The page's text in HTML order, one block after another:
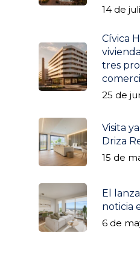
14 de
Cívica
tres
25 de
Visita
Driza
15 de
El
noticia
6 de